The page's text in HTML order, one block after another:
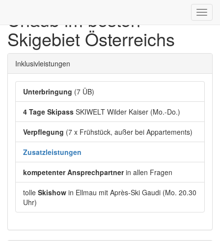
Urlaub im besten
Skigebiet Österreichs
Inklusivleistungen
Unterbringung (7 ÜB)
4 Tage Skipass SKIWELT Wilder Kaiser (Mo.-Do.)
Verpflegung (7 x Frühstück, außer bei Appartements)
Zusatzleistungen
kompetenter Ansprechpartnerin allen Fragen
tolle Skishow in Ellmau mit Après-Ski Gaudi (Mo. 20.30
Uhr)